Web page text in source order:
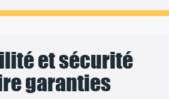
et sécurité
garanties